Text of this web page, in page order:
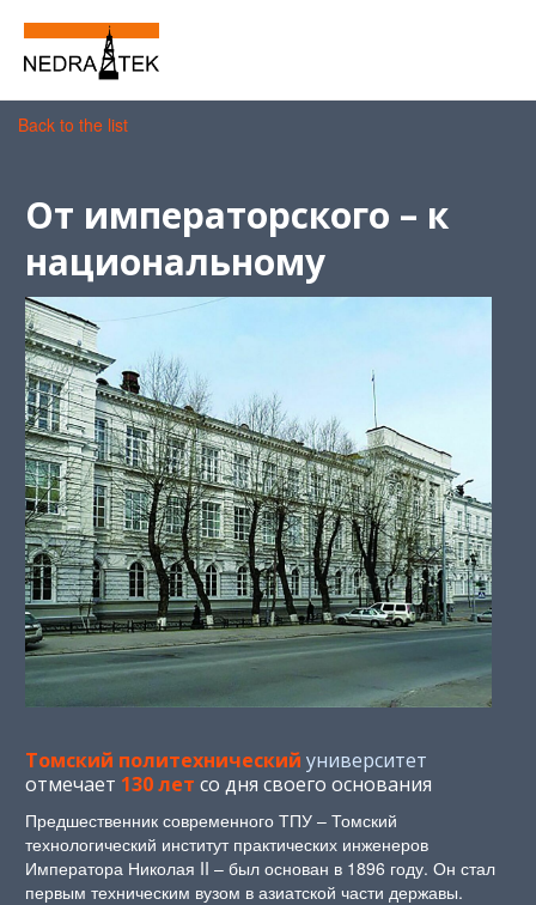
Back to the list
От императорского – к
национальному
Томский политехнический университет
отмечает 130 лет со дня своего основания
Предшественник современного ТПУ – Томский
технологический институт практических инженеров
Императора Николая II – был основан в 1896 году. Он стал
первым техническим вузом в азиатской части державы.